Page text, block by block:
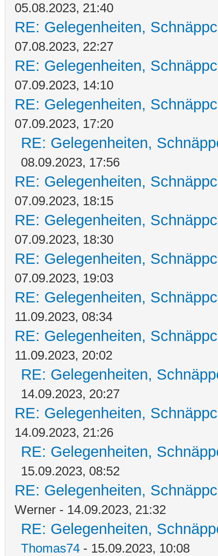
05.08.2023, 21:40
RE: Gelegenheiten,
07.08.2023, 22:27
RE: Gelegenheiten,
07.09.2023, 14:10
RE: Gelegenheiten,
07.09.2023, 17:20
RE: Gelegenheiten,
08.09.2023, 17:56
RE: Gelegenheiten,
07.09.2023, 18:15
RE: Gelegenheiten,
07.09.2023, 18:30
RE: Gelegenheiten,
07.09.2023, 19:03
RE: Gelegenheiten,
11.09.2023, 08:34
RE: Gelegenheiten,
11.09.2023, 20:02
RE: Gelegenheiten,
14.09.2023, 20:27
RE: Gelegenheiten,
14.09.2023, 21:26
RE: Gelegenheiten,
15.09.2023, 08:52
RE: Gelegenheiten,
Werner - 14.09.2023, 21:32
RE: Gelegenheiten,
Thomas74 - 15.09.2023, 10:08